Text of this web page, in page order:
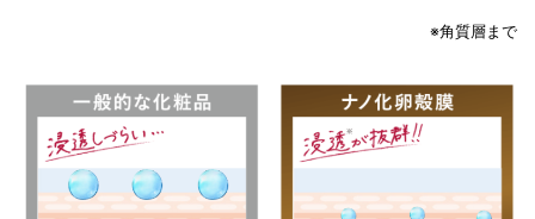
※角質層まで